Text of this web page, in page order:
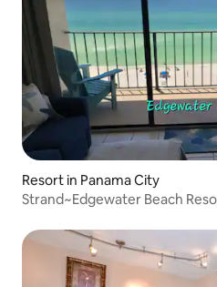
Resort in Panama City
Strand~Edgewater Beach